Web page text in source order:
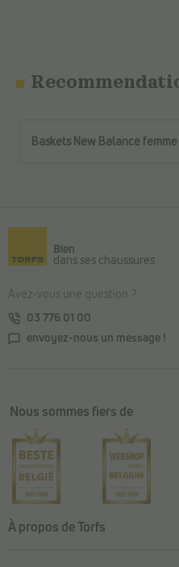
Baskets New Balance femme
Bien
dans ses chaussures
Avez-vous une question ?
03 776 01 00
envoyez-nous un message !
Nous sommes fiers de
À propos de Torfs